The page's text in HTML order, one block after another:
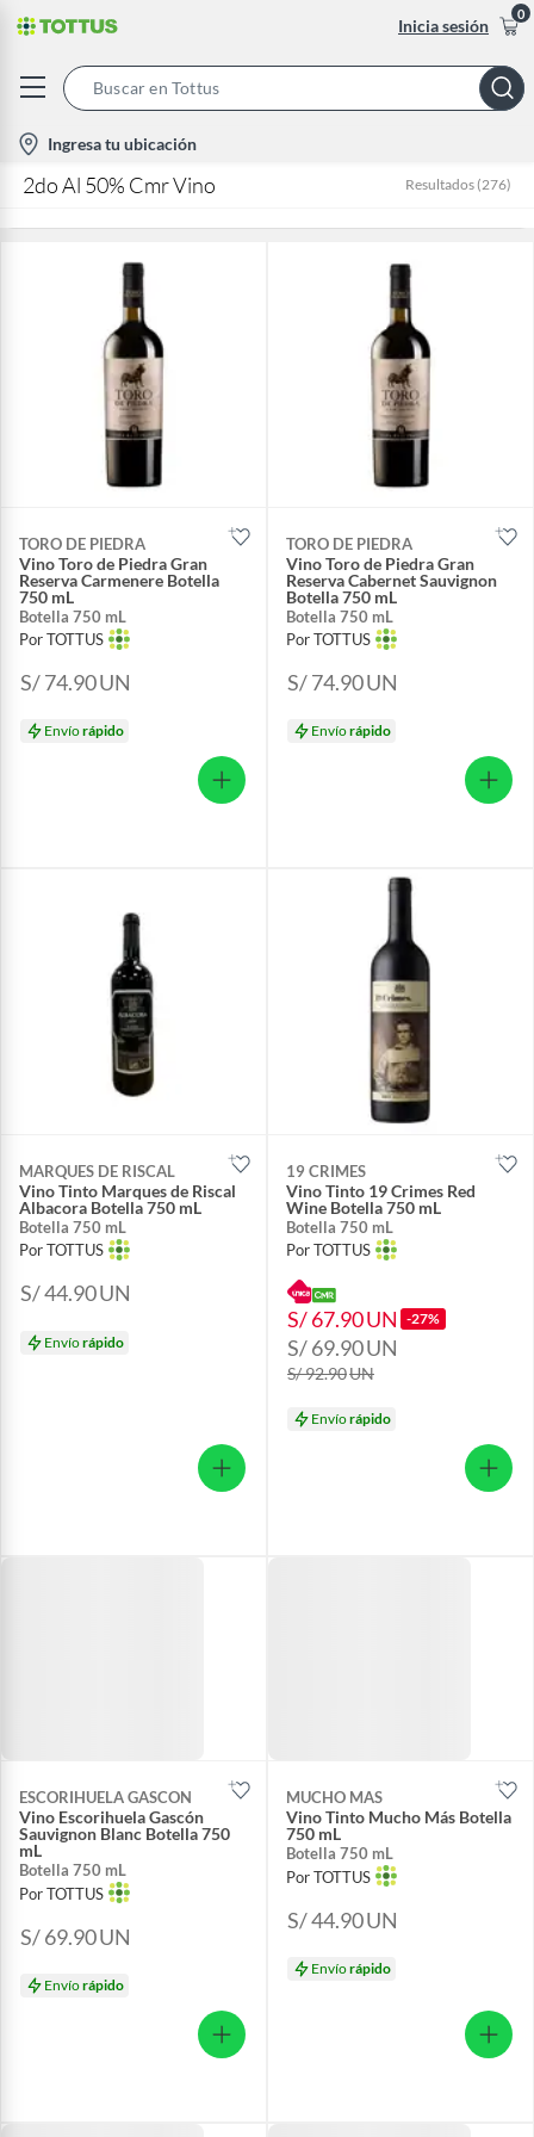
Inicia sesión
0
Bar
location-
icon
Ingresa tu ubicación
2do Al 50% Cmr Vino Resultados (276)
TORO DE PIEDRA
Vino Toro de Piedra Gran
Reserva Carmenere Botella
750 mL
Botella 750 mL
Por TOTTUS
S/ 74.90UN
Envíorápido
TORO DE PIEDRA
Vino Toro de Piedra Gran
Reserva Cabernet Sauvignon
Botella 750 mL
Botella 750 mL
Por TOTTUS
S/ 74.90UN
Envíorápido
MARQUES DE RISCAL
Vino Tinto Marques de Riscal
Albacora Botella 750 mL
Botella 750 mL
Por TOTTUS
S/ 44.90UN
Envíorápido
19 CRIMES
Vino Tinto 19 Crimes Red
Wine Botella 750 mL
Botella 750 mL
Por TOTTUS
S/ 67.90UN -27%
S/ 69.90UN
S/ 92.90UN
Envíorápido
ESCORIHUELA GASCON
Vino Escorihuela Gascón
Sauvignon Blanc Botella 750
mL
Botella 750 mL
Por TOTTUS
S/ 69.90UN
Envíorápido
MUCHO MAS
Vino Tinto Mucho Más Botella
750 mL
Botella 750 mL
Por TOTTUS
S/ 44.90UN
Envíorápido